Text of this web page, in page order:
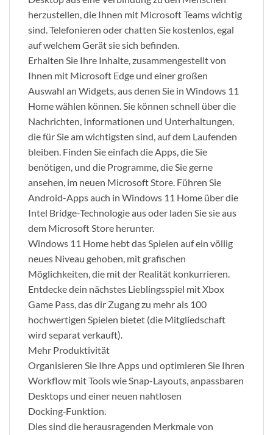
herzustellen, die Ihnen mit Microsoft Teams wichtig
sind. Telefonieren oder chatten Sie kostenlos, egal
auf welchem Gerät sie sich befinden.
Erhalten Sie Ihre Inhalte, zusammengestellt von
Ihnen mit Microsoft Edge und einer großen
Auswahl an Widgets, aus denen Sie in Windows 11
Home wählen können. Sie können schnell über die
Nachrichten, Informationen und Unterhaltungen,
die für Sie am wichtigsten sind, auf dem Laufenden
bleiben. Finden Sie einfach die Apps, die Sie
benötigen, und die Programme, die Sie gerne
ansehen, im neuen Microsoft Store. Führen Sie
Android-Apps auch in Windows 11 Home über die
Intel Bridge-Technologie aus oder laden Sie sie aus
dem Microsoft Store herunter.
Windows 11 Home hebt das Spielen auf ein völlig
neues Niveau gehoben, mit grafischen
Möglichkeiten, die mit der Realität konkurrieren.
Entdecke dein nächstes Lieblingsspiel mit Xbox
Game Pass, das dir Zugang zu mehr als 100
hochwertigen Spielen bietet (die Mitgliedschaft
wird separat verkauft).
Mehr Produktivität
Organisieren Sie Ihre Apps und optimieren Sie Ihren
Workflow mit Tools wie Snap-Layouts, anpassbaren
Desktops und einer neuen nahtlosen
Docking‑Funktion.
Dies sind die herausragenden Merkmale von